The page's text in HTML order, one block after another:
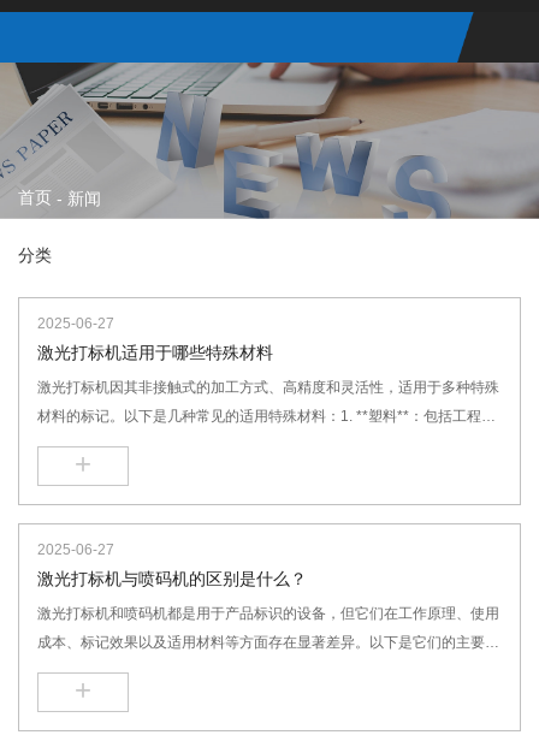
首页 - 新闻
分类
2025-06-27
激光打标机适用于哪些特殊材料
激光打标机因其非接触式的加工方式、高精度和灵活性，适用于多种特殊
材料的标记。以下是几种常见的适用特殊材料：1. **塑料**：包括工程塑
料如ABS、尼龙、聚碳酸酯等，以及柔性塑料。通过调节激光参数，可以
在这些材料上实现清晰且持久的标记。
+
2025-06-27
激光打标机与喷码机的区别是什么？
激光打标机和喷码机都是用于产品标识的设备，但它们在工作原理、使用
成本、标记效果以及适用材料等方面存在显著差异。以下是它们的主要区
别：
+